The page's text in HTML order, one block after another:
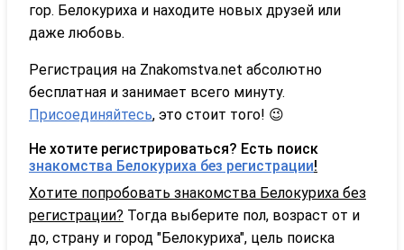
гор. Белокуриха и находите новых друзей или
даже любовь.
Регистрация на Znakomstva.net абсолютно
бесплатная и занимает всего минуту.
Присоединяйтесь, это стоит того! 😉
Не хотите регистрироваться? Есть поиск
знакомства Белокуриха без регистрации!
Хотите попробовать знакомства Белокуриха без
регистрации? Тогда выберите пол, возраст от и
до, страну и город "Белокуриха", цель поиска